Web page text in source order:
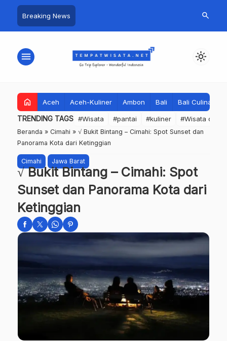
Breaking News search
menu light_mode
home Aceh Aceh-Kuliner Ambon Bali Bali Culinary
TRENDING TAGS #Wisata #pantai #kuliner #Wisata dan
Beranda » Cimahi » √ Bukit Bintang – Cimahi: Spot Sunset dan
Panorama Kota dari Ketinggian
Cimahi Jawa Barat
√ Bukit Bintang – Cimahi: Spot
Sunset dan Panorama Kota dari
Ketinggian